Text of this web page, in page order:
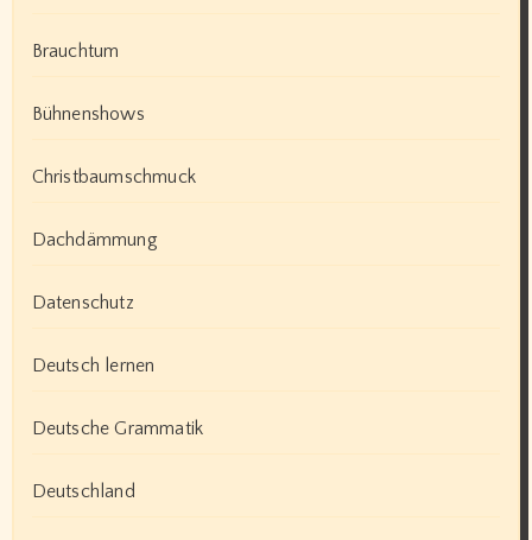
Brauchtum
Bühnenshows
Christbaumschmuck
Dachdämmung
Datenschutz
Deutsch lernen
Deutsche Grammatik
Deutschland